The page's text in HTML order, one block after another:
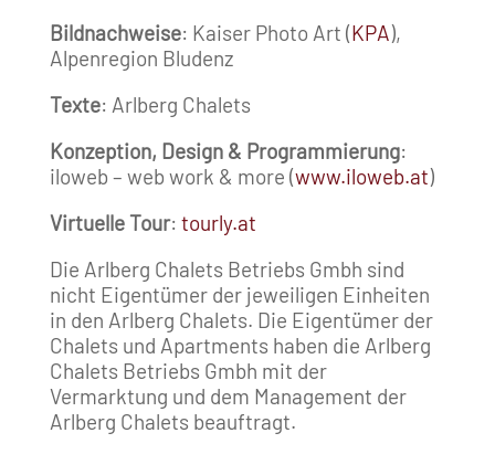
Bildnachweise: Kaiser Photo Art (KPA),
Alpenregion Bludenz
Texte: Arlberg Chalets
Konzeption, Design & Programmierung:
iloweb – web work & more (www.iloweb.at)
Virtuelle Tour: tourly.at
Die Arlberg Chalets Betriebs Gmbh sind
nicht Eigentümer der jeweiligen Einheiten
in den Arlberg Chalets. Die Eigentümer der
Chalets und Apartments haben die Arlberg
Chalets Betriebs Gmbh mit der
Vermarktung und dem Management der
Arlberg Chalets beauftragt.